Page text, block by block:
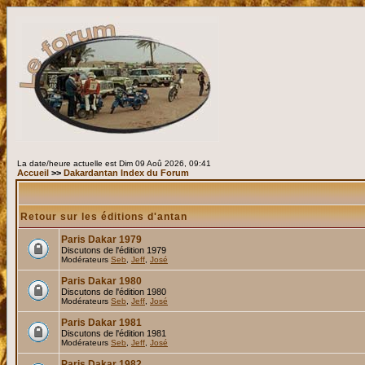
La date/heure actuelle est Dim 09 Aoû 2026, 09:41
Accueil >> Dakardantan Index du Forum
Retour sur les éditions d'antan
Paris Dakar 1979
Discutons de l'édition 1979
Modérateurs Seb Jeff José
Paris Dakar 1980
Discutons de l'édition 1980
Modérateurs Seb Jeff José
Paris Dakar 1981
Discutons de l'édition 1981
Modérateurs Seb Jeff José